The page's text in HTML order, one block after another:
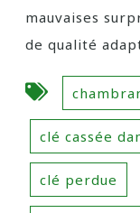
mauvaises
de qualité
clé cassée
clé perdue